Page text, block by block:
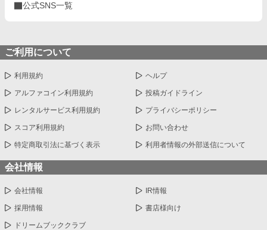
公式SNS一覧
ご利用について
利用規約 ヘルプ
アルファコイン利用規約 投稿ガイドライン
レンタルサービス利用規約 プライバシーポリシー
スコア利用規約 お問い合わせ
特定商取引法に基づく表示 利用者情報の外部送信について
会社情報
会社情報 IR情報
採用情報 書店様向け
ドリームブッククラブ